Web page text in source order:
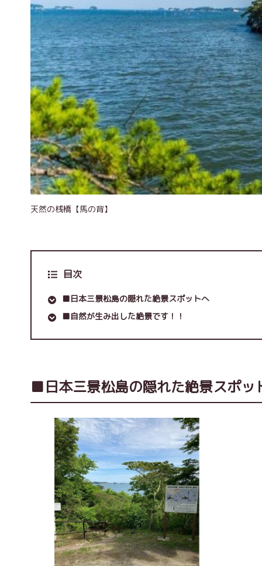
天然の桟橋【馬の背】
目次
■日本三景松島の隠れた絶景スポットへ
■自然が生み出した絶景です！！
■日本三景松島の隠れた絶景スポッ